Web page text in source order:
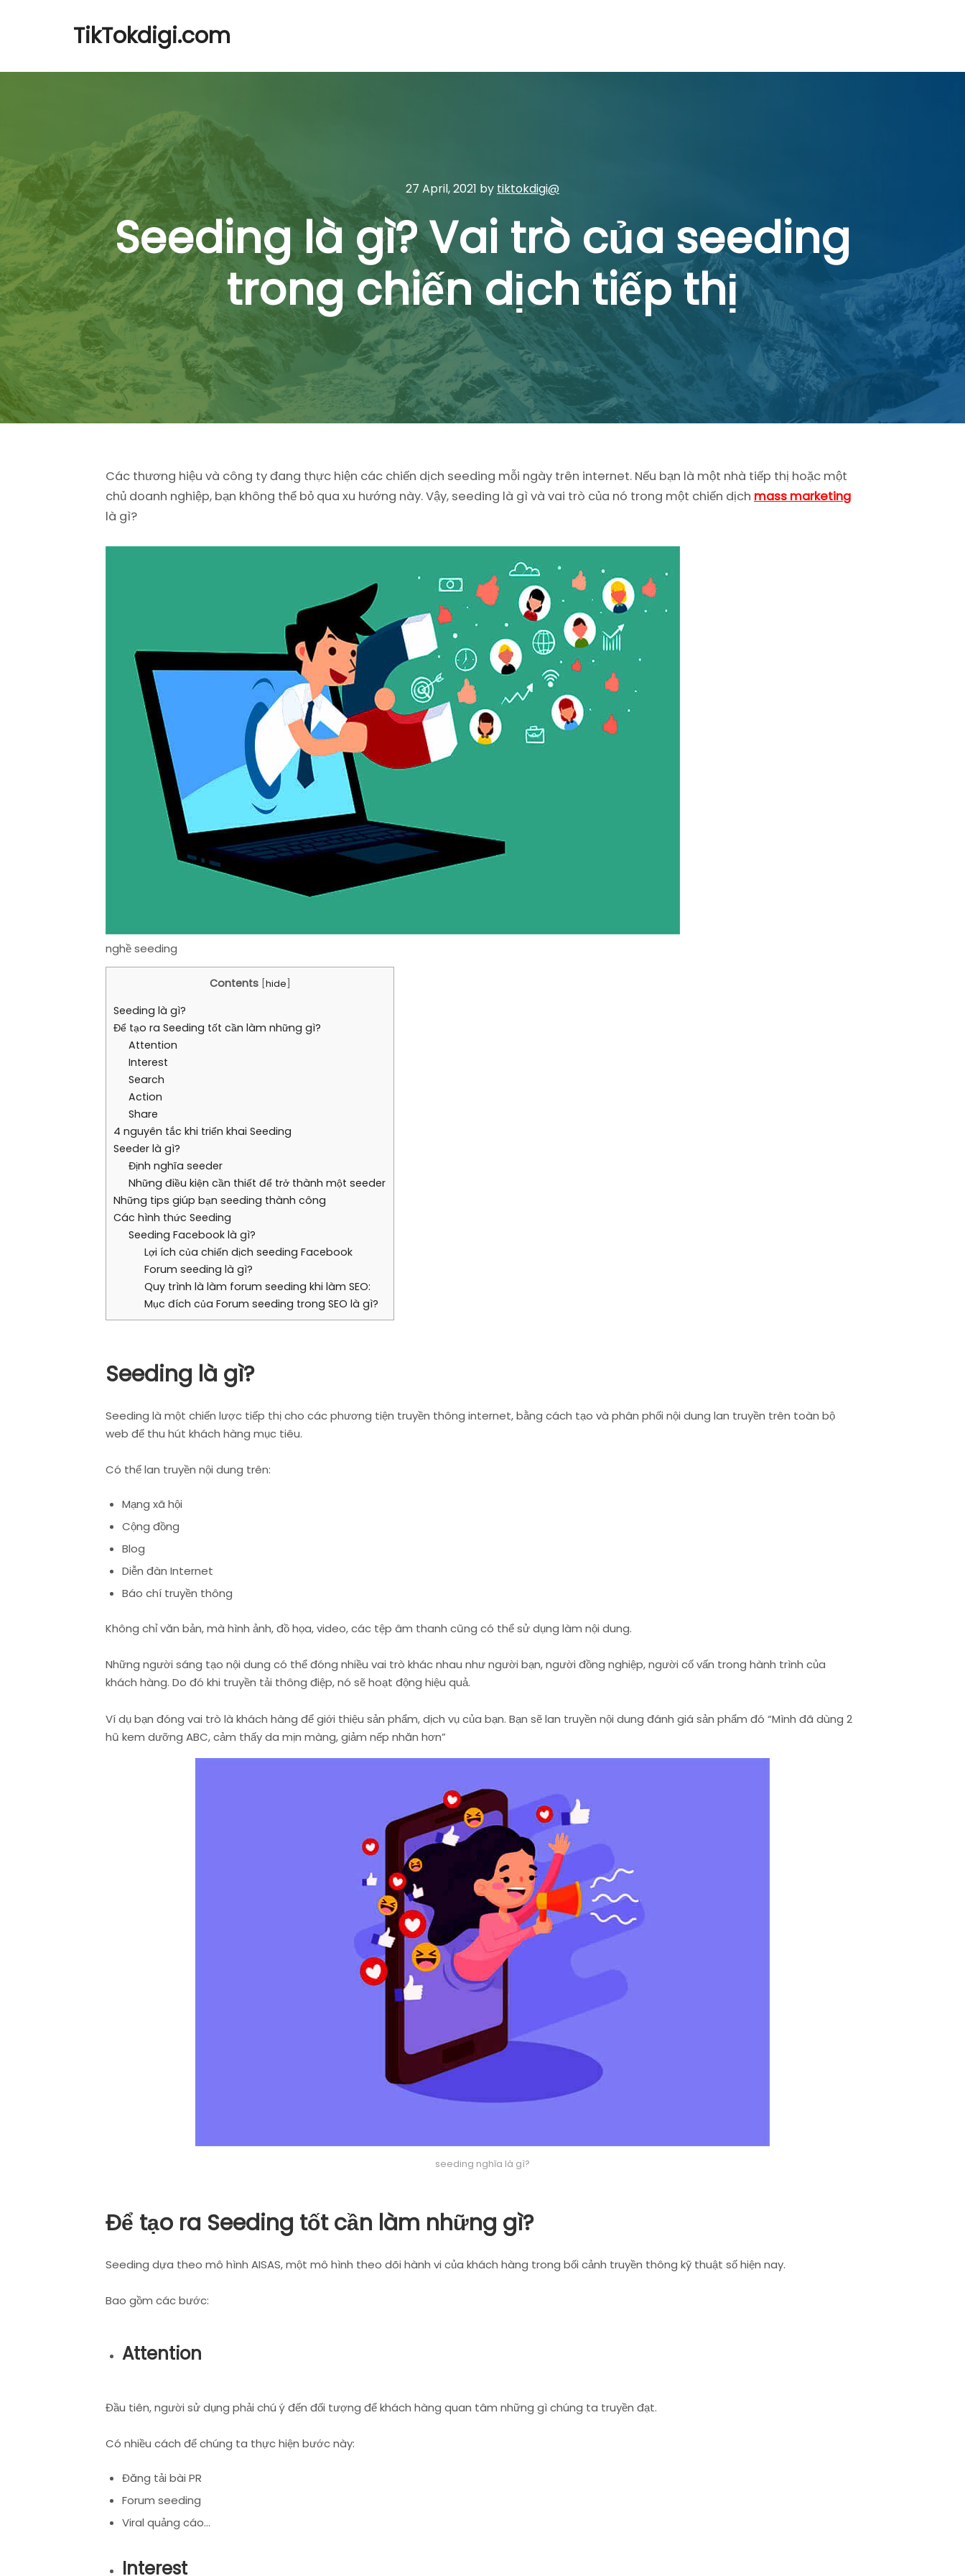
TikTokdigi.com
27 April, 2021 by tiktokdigi@
Seeding là gì? Vai trò của seeding
trong chiến dịch tiếp thị
Các thương hiệu và công ty đang thực hiện các chiến dịch seeding mỗi ngày trên internet. Nếu bạn là một nhà tiếp thị hoặc một
chủ doanh nghiệp, bạn không thể bỏ qua xu hướng này.Vậy, seeding là gì và vai trò của nó trong một chiến dịch mass marketing
là gì?
nghề seeding
Contents hide
Seeding là gì?
Để tạo ra Seeding tốt cần làm những gì?
Attention
Interest
Search
Action
Share
4 nguyên tắc khi triển khai Seeding
Seeder là gì?
Định nghĩa seeder
Những điều kiện cần thiết để trở thành một seeder
Những tips giúp bạn seeding thành công
Các hình thức Seeding
Seeding Facebook là gì?
Lợi ích của chiến dịch seeding Facebook
Forum seeding là gì?
Quy trình là làm forum seeding khi làm SEO:
Mục đích của Forum seeding trong SEO là gì?
Seeding là gì?
Seeding là một chiến lược tiếp thị cho các phương tiện truyền thông internet, bằng cách tạo và phân phối nội dung lan truyền trên toàn bộ
web để thu hút khách hàng mục tiêu.
Có thể lan truyền nội dung trên:
Mạng xã hội
Cộng đồng
Blog
Diễn đàn Internet
Báo chí truyền thông
Không chỉ văn bản, mà hình ảnh, đồ họa, video, các tệp âm thanh cũng có thể sử dụng làm nội dung.
Những người sáng tạo nội dung có thể đóng nhiều vai trò khác nhau như người bạn, người đồng nghiệp, người cố vấn trong hành trình của
khách hàng. Do đó khi truyền tải thông điệp, nó sẽ hoạt động hiệu quả.
Ví dụ bạn đóng vai trò là khách hàng để giới thiệu sản phẩm, dịch vụ của bạn. Bạn sẽ lan truyền nội dung đánh giá sản phẩm đó “Mình đã dùng 2
hũ kem dưỡng ABC, cảm thấy da mịn màng, giảm nếp nhăn hơn”
seeding nghĩa là gì?
Để tạo ra Seeding tốt cần làm những gì?
Seeding dựa theo mô hình AISAS, một mô hình theo dõi hành vi của khách hàng trong bối cảnh truyền thông kỹ thuật số hiện nay.
Bao gồm các bước:
Attention
Đầu tiên, người sử dụng phải chú ý đến đối tượng để khách hàng quan tâm những gì chúng ta truyền đạt.
Có nhiều cách để chúng ta thực hiện bước này:
Đăng tải bài PR
Forum seeding
Viral quảng cáo…
Interest